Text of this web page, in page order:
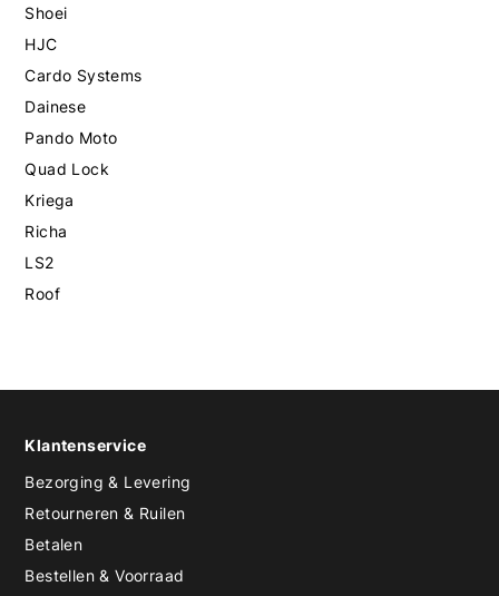
Shoei
HJC
Cardo Systems
Dainese
Pando Moto
Quad Lock
Kriega
Richa
LS2
Roof
Klantenservice
Bezorging & Levering
Retourneren & Ruilen
Betalen
Bestellen & Voorraad